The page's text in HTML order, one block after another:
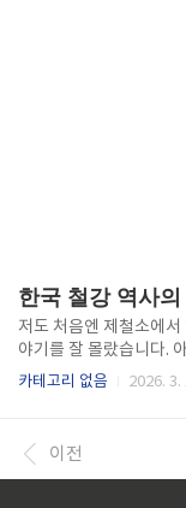
저도 처음엔 제철소에서
야기를 잘 몰랐습니다.
대부터 조선시대까지 철
했다는 게 부끄럽기까
아직도 쇠를 달궈 망치
카테고리 없음 2026. 3.
이전